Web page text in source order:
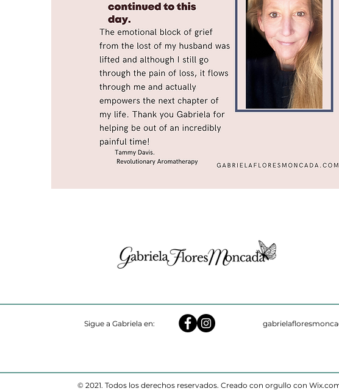
Sigue a Gabriela en:
© 2021. Todos los derechos reservados. Creado con orgullo con